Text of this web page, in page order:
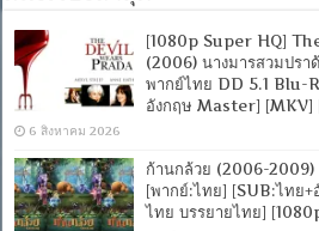
[1080p Super HQ]
(2006) นางมารสวมปรา
พากย์ไทย DD 5.1 Blu-
อังกฤษ Master] [MKV]
6 สิงหาคม 2026
ก้านกล้วย (2006-
[พากย์:ไทย] [SUB:ไทย
ไทย บรรยายไทย]